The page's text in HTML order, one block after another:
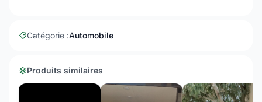
Catégorie :Automobile
Produits similaires